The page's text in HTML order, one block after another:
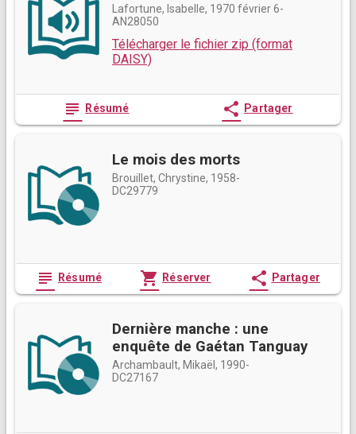
Lafortune, Isabelle, 1970 février 6-
AN28050
Télécharger le fichier zip (format
DAISY)
subject Résumé share Partager
Le mois des morts
Brouillet, Chrystine, 1958-
DC29779
subject Résumé shopping_cart Réserver share Partager
Dernière manche : une
enquête de Gaétan Tanguay
Archambault, Mikaël, 1990-
DC27167